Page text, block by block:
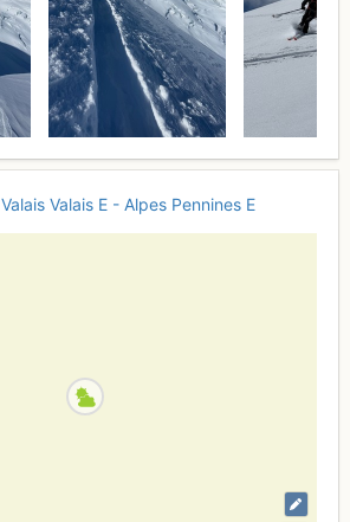
Valais Valais E - Alpes Pennines E